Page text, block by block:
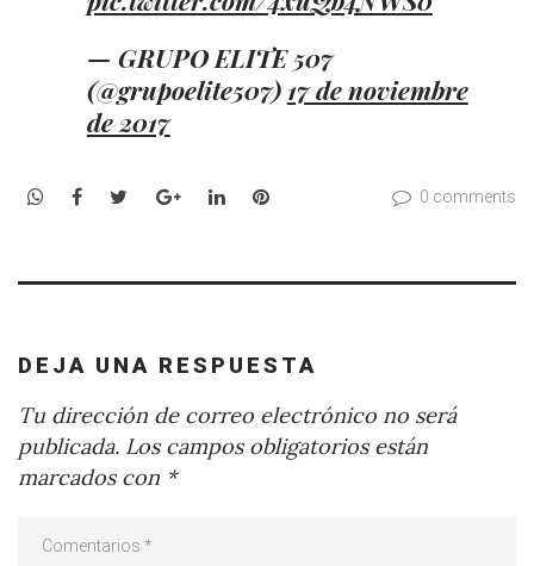
— GRUPO ELITE 507
(@grupoelite507) 17 de noviembre
de 2017
WhatsApp
Facebook
TwitterGoogle+LinkedInPinterest 0 comments
DEJA UNA RESPUESTA
Tu dirección de correo electrónico no será
publicada. Los campos obligatorios están
marcados con *